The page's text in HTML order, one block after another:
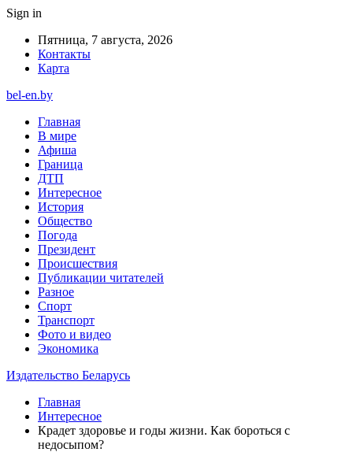
Sign in
Пятница, 7 августа, 2026
Контакты
Карта
bel-en.by
Главная
В мире
Афиша
Граница
ДТП
Интересное
История
Общество
Погода
Президент
Происшествия
Публикации читателей
Разное
Спорт
Транспорт
Фото и видео
Экономика
Издательство Беларусь
Главная
Интересное
Крадет здоровье и годы жизни. Как бороться с
недосыпом?